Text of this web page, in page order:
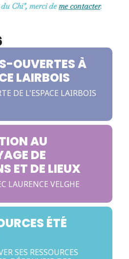
Chi", merci deme contacter.
OUVERTES À
LAIRBOIS
DE L'ESPACE LAIRBOIS
AU
DE
ET DE LIEUX
LAURENCE VELGHE
ÉTÉ
SES RESSOURCES